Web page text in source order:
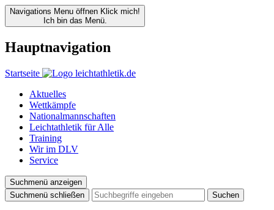
Navigations Menu öffnen Klick mich!
Ich bin das Menü.
Hauptnavigation
Startseite
Aktuelles
Wettkämpfe
Nationalmannschaften
Leichtathletik für Alle
Training
Wir im DLV
Service
Suchmenü anzeigen
Suchmenü schließen
Suchen